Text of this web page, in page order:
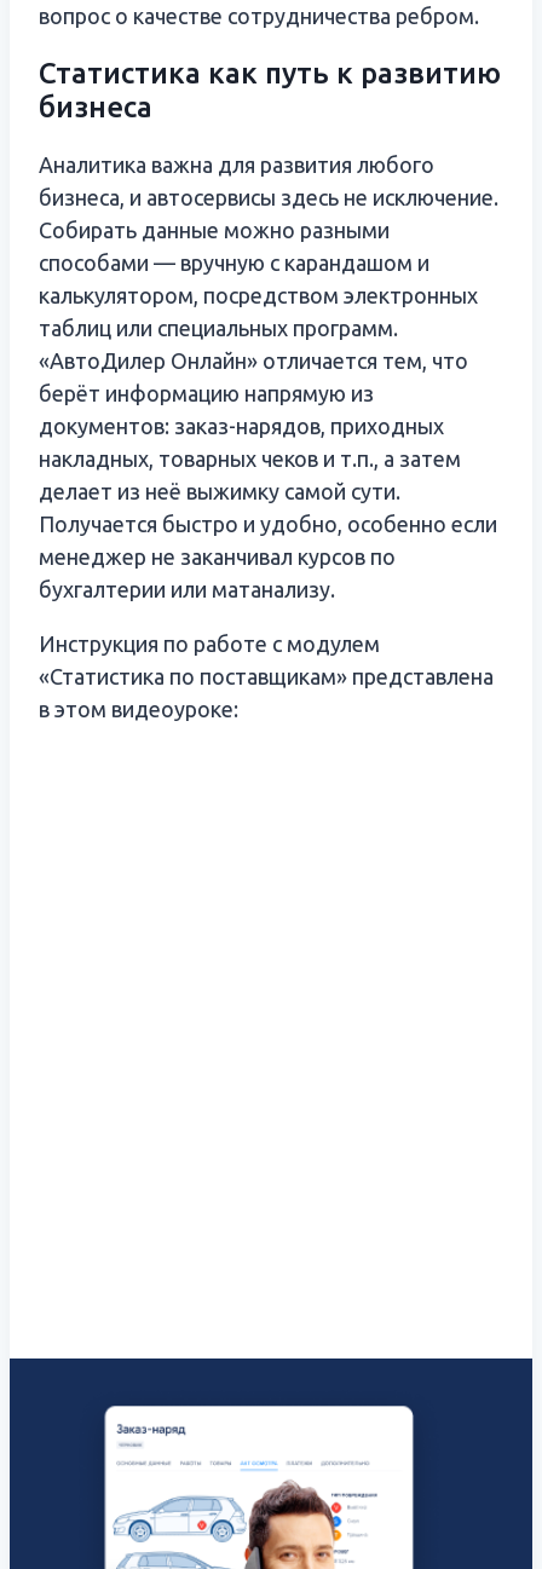
вопрос о качестве сотрудничества ребром.
Статистика как путь к развитию
бизнеса
Аналитика важна для развития любого
бизнеса, и автосервисы здесь не исключение.
Собирать данные можно разными
способами — вручную с карандашом и
калькулятором, посредством электронных
таблиц или специальных программ.
«АвтоДилер Онлайн» отличается тем, что
берёт информацию напрямую из
документов: заказ-нарядов, приходных
накладных, товарных чеков и т.п., а затем
делает из неё выжимку самой сути.
Получается быстро и удобно, особенно если
менеджер не заканчивал курсов по
бухгалтерии или матанализу.
Инструкция по работе с модулем
«Статистика по поставщикам» представлена
в этом видеоуроке: